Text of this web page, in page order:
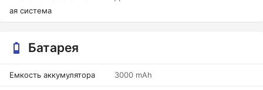
ая система
Батарея
Емкость аккумулятора 3000 mAh